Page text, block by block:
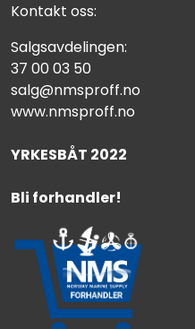
Kontakt oss:
Salgsavdelingen:
37 00 03 50
salg@nmsproff.no
www.nmsproff.no
YRKESBÅT 2022
Bli forhandler!